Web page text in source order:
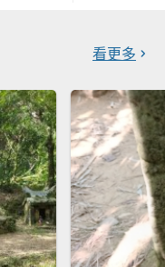
看更多